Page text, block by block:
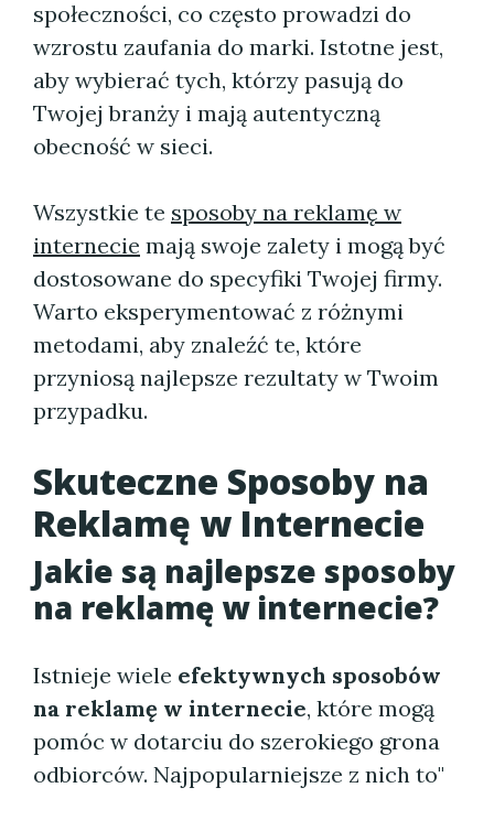
społeczności, co często prowadzi do
wzrostu zaufania do marki. Istotne jest,
aby wybierać tych, którzy pasują do
Twojej branży i mają autentyczną
obecność w sieci.
Wszystkie te sposoby na reklamę w
internecie mają swoje zalety i mogą być
dostosowane do specyfiki Twojej firmy.
Warto eksperymentować z różnymi
metodami, aby znaleźć te, które
przyniosą najlepsze rezultaty w Twoim
przypadku.
Skuteczne Sposoby na
Reklamę w Internecie
Jakie są najlepsze sposoby
na reklamę w internecie?
Istnieje wiele efektywnych sposobów
na reklamę w internecie, które mogą
pomóc w dotarciu do szerokiego grona
odbiorców. Najpopularniejsze z nich to"